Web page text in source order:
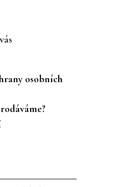
osobních